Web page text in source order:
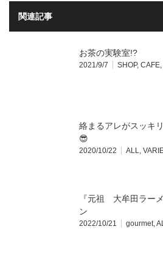
関連記事
お茶の実験室!?
2021/9/7 SHOP, CAFE,
絡まるアレがスッキ
😎
2020/10/22 ALL,
『元祖 大牟田ラー
ン
2022/10/21 gourmet,